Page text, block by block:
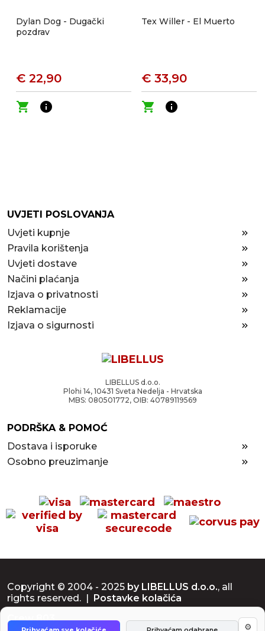
Dylan Dog - Dugački
pozdrav
€ 22,90
shopping_cart
info
Tex Willer - El Muerto
€ 33,90
shopping_cart
info
UVJETI POSLOVANJA
Uvjeti kupnje
Pravila korištenja
Uvjeti dostave
Načini plaćanja
Izjava o privatnosti
Reklamacije
Izjava o sigurnosti
LIBELLUS d.o.o.
Plohi 14, 10431 Sveta Nedelja - Hrvatska
MBS: 080501772, OIB: 40789119569
PODRŠKA & POMOĆ
Dostava i isporuke
Osobno preuzimanje
Copyright © 2004 - 2025 by LIBELLUS d.o.o., all
rights reserved. | Postavke kolačića
Crew 803
⚙